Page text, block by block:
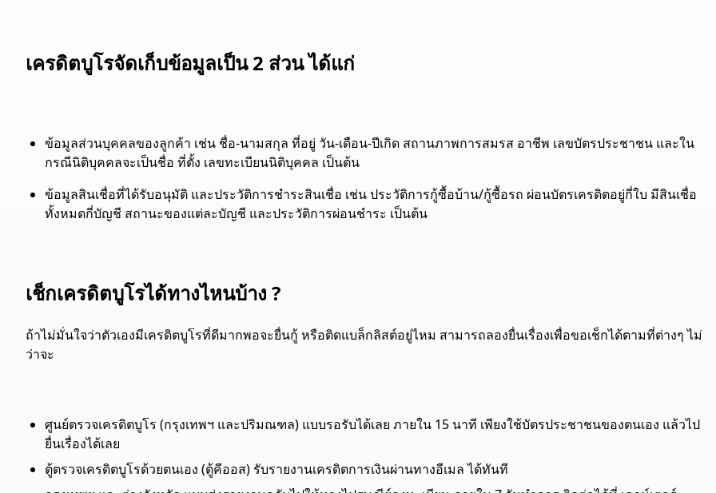
เครดิตบูโรจัดเก็บข้อมูลเป็น 2 ส่วน ได้แก่
ข้อมูลส่วนบุคคลของลูกค้า เช่น ชื่อ-นามสกุล ที่อยู่ วัน-เดือน-ปีเกิด สถานภาพการสมรส อาชีพ เลขบัตรประชาชน และใน
กรณีนิติบุคคลจะเป็นชื่อ ที่ตั้ง เลขทะเบียนนิติบุคคล เป็นต้น
ข้อมูลสินเชื่อที่ได้รับอนุมัติ และประวัติการชำระสินเชื่อ เช่น ประวัติการกู้ซื้อบ้าน/กู้ซื้อรถ ผ่อนบัตรเครดิตอยู่กี่ใบ มีสินเชื่อ
ทั้งหมดกี่บัญชี สถานะของแต่ละบัญชี และประวัติการผ่อนชำระ เป็นต้น
เช็กเครดิตบูโรได้ทางไหนบ้าง ?
ถ้าไม่มั่นใจว่าตัวเองมีเครดิตบูโรที่ดีมากพอจะยื่นกู้ หรือติดแบล็กลิสต์อยู่ไหม สามารถลองยื่นเรื่องเพื่อขอเช็กได้ตามที่ต่างๆ ไม่
ว่าจะ
ศูนย์ตรวจเครดิตบูโร (กรุงเทพฯ และปริมณฑล) แบบรอรับได้เลย ภายใน 15 นาที เพียงใช้บัตรประชาชนของตนเอง แล้วไป
ยื่นเรื่องได้เลย
ตู้ตรวจเครดิตบูโรด้วยตนเอง (ตู้คีออส) รับรายงานเครดิตการเงินผ่านทางอีเมล ได้ทันที